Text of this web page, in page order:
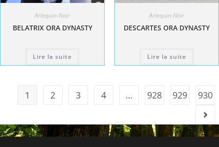
Arlequin-Noir
BELATRIX ORA DYNASTY
Lire la suite
Arlequin-Noir
DESCARTES ORA DYNASTY
Lire la suite
1 2 3 4 … 928 929 930